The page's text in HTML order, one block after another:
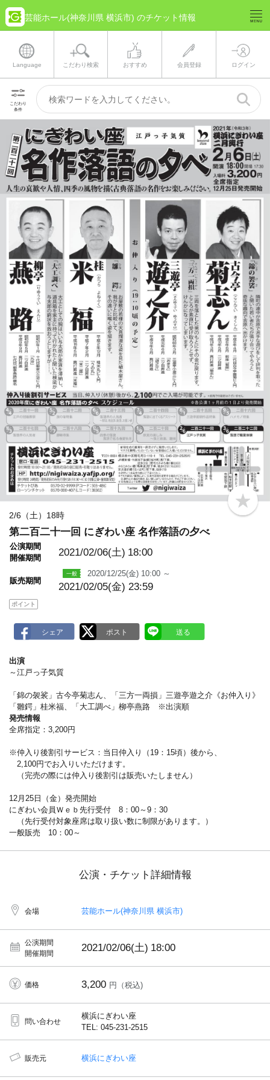
芸能ホール(神奈川県 横浜市) のチケット情報
Language こだわり検索 おすすめ 会員登録 ログイン
こだわり
条件
b
o
2/6（土）18時
第二百二十一回 にぎわい座 名作落語の夕べ
公演期間
開催期間
2021/02/06(土) 18:00
販売期間
2020/12/25(金) 10:00 ～
2021/02/05(金) 23:59
ポイント
出演
～江戸っ子気質
「錦の袈裟」古今亭菊志ん、「三方一両損」三遊亭遊之介《お仲入り》
「雛鍔」桂米福、「大工調べ」柳亭燕路 ※出演順
発売情報
全席指定：3,200円
※仲入り後割引サービス：当日仲入り（19：15頃）後から、
2,100円でお入りいただけます。
（完売の際には仲入り後割引は販売いたしません）
12月25日（金）発売開始
にぎわい会員Ｗｅｂ先行受付 8：00～9：30
（先行受付対象座席は取り扱い数に制限があります。）
一般販売 10：00～
公演・チケット詳細情報
会場 芸能ホール(神奈川県 横浜市)
公演期間
開催期間
2021/02/06(土) 18:00
価格 3,200 円（税込)
問い合わせ
横浜にぎわい座
TEL: 045-231-2515
販売元 横浜にぎわい座